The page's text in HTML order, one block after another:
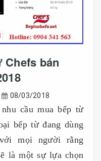
bán
08/03/2018
cầu mua bếp từ
bếp từ đang dùng
mọi người rằng
là một sự lựa chọn